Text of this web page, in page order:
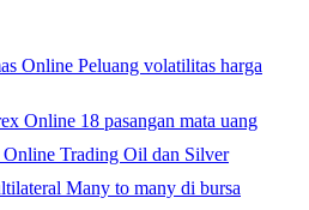
Online Peluang volatilitas harga
Online 18 pasangan mata uang
Trading Oil dan Silver
Many to many di bursa